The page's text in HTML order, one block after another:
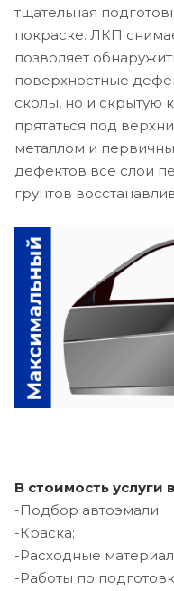
тщательная
покраске. ЛКП
позволяет
поверхностные
сколы, но и скрытую
прятаться под
металлом и
дефектов все слои
грунтов
В стоимость услуги
-Подбор автоэмали;
-Краска;
-Расходные
-Работы по